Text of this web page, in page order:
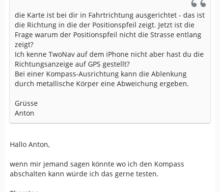
die Karte ist bei dir in Fahrtrichtung ausgerichtet - das ist
die Richtung in die der Positionspfeil zeigt. Jetzt ist die
Frage warum der Positionspfeil nicht die Strasse entlang
zeigt?
Ich kenne TwoNav auf dem iPhone nicht aber hast du die
Richtungsanzeige auf GPS gestellt?
Bei einer Kompass-Ausrichtung kann die Ablenkung
durch metallische Körper eine Abweichung ergeben.
Grüsse
Anton
Hallo Anton,
wenn mir jemand sagen könnte wo ich den Kompass
abschalten kann würde ich das gerne testen.